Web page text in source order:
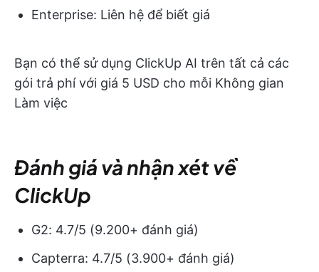
Enterprise: Liên hệ để biết giá
Bạn có thể sử dụng ClickUp AI trên tất cả các
gói trả phí với giá 5 USD cho mỗi Không gian
Làm việc
Đánh giá và nhận xét về
ClickUp
G2: 4.7/5 (9.200+ đánh giá)
Capterra: 4.7/5 (3.900+ đánh giá)